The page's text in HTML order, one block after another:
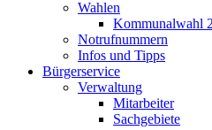
Wahlen
Kommunalwahl
Notrufnummern
Infos und Tipps
Bürgerservice
Verwaltung
Mitarbeiter
Sachgebiete